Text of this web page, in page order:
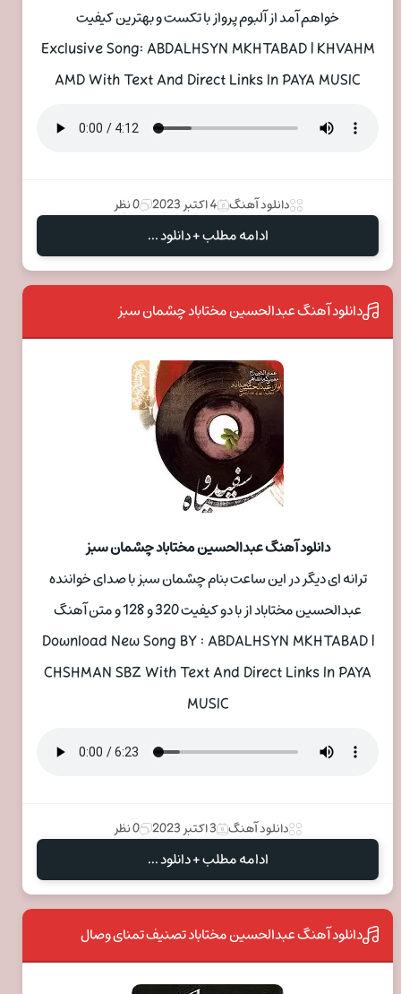
خواهم آمد از آلبوم پرواز با تکست و بهترین کیفیت
Exclusive Song: ABDALHSYN MKHTABAD | KHVAHM
AMD With Text And Direct Links In PAYA MUSIC
دانلود آهنگ 4 اکتبر 2023 0 نظر
ادامه مطلب + دانلود ...
دانلود آهنگ عبدالحسین مختاباد چشمان سبز
دانلود آهنگ عبدالحسین مختاباد چشمان سبز
ترانه ای دیگر در این ساعت بنام چشمان سبز با صدای خواننده
عبدالحسین مختاباد از با دو کیفیت 320 و 128 و متن آهنگ
Download New Song BY : ABDALHSYN MKHTABAD |
CHSHMAN SBZ With Text And Direct Links In PAYA
MUSIC
دانلود آهنگ 3 اکتبر 2023 0 نظر
ادامه مطلب + دانلود ...
دانلود آهنگ عبدالحسین مختاباد تصنیف تمنای وصال